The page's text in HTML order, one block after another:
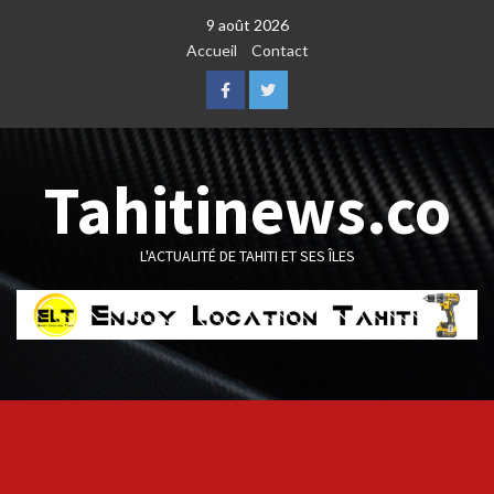
9 août 2026
Accueil
Contact
FacebookTwitter
Tahitinews.co
L'ACTUALITÉ DE TAHITI ET SES ÎLES